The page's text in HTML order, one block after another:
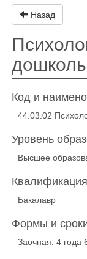
Назад
Код и
44.03.02
Уровень
Высшее
Квалификация
Бакалавр
Формы и
Заочная: 4 года